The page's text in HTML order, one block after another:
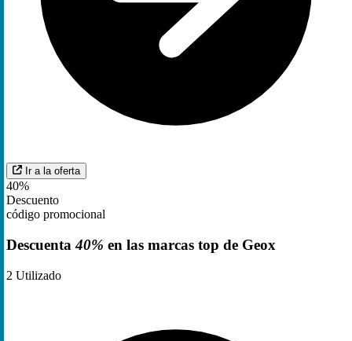
Ir a la oferta
40%
Descuento
código promocional
Descuenta40% en las marcas top de Geox
2 Utilizado